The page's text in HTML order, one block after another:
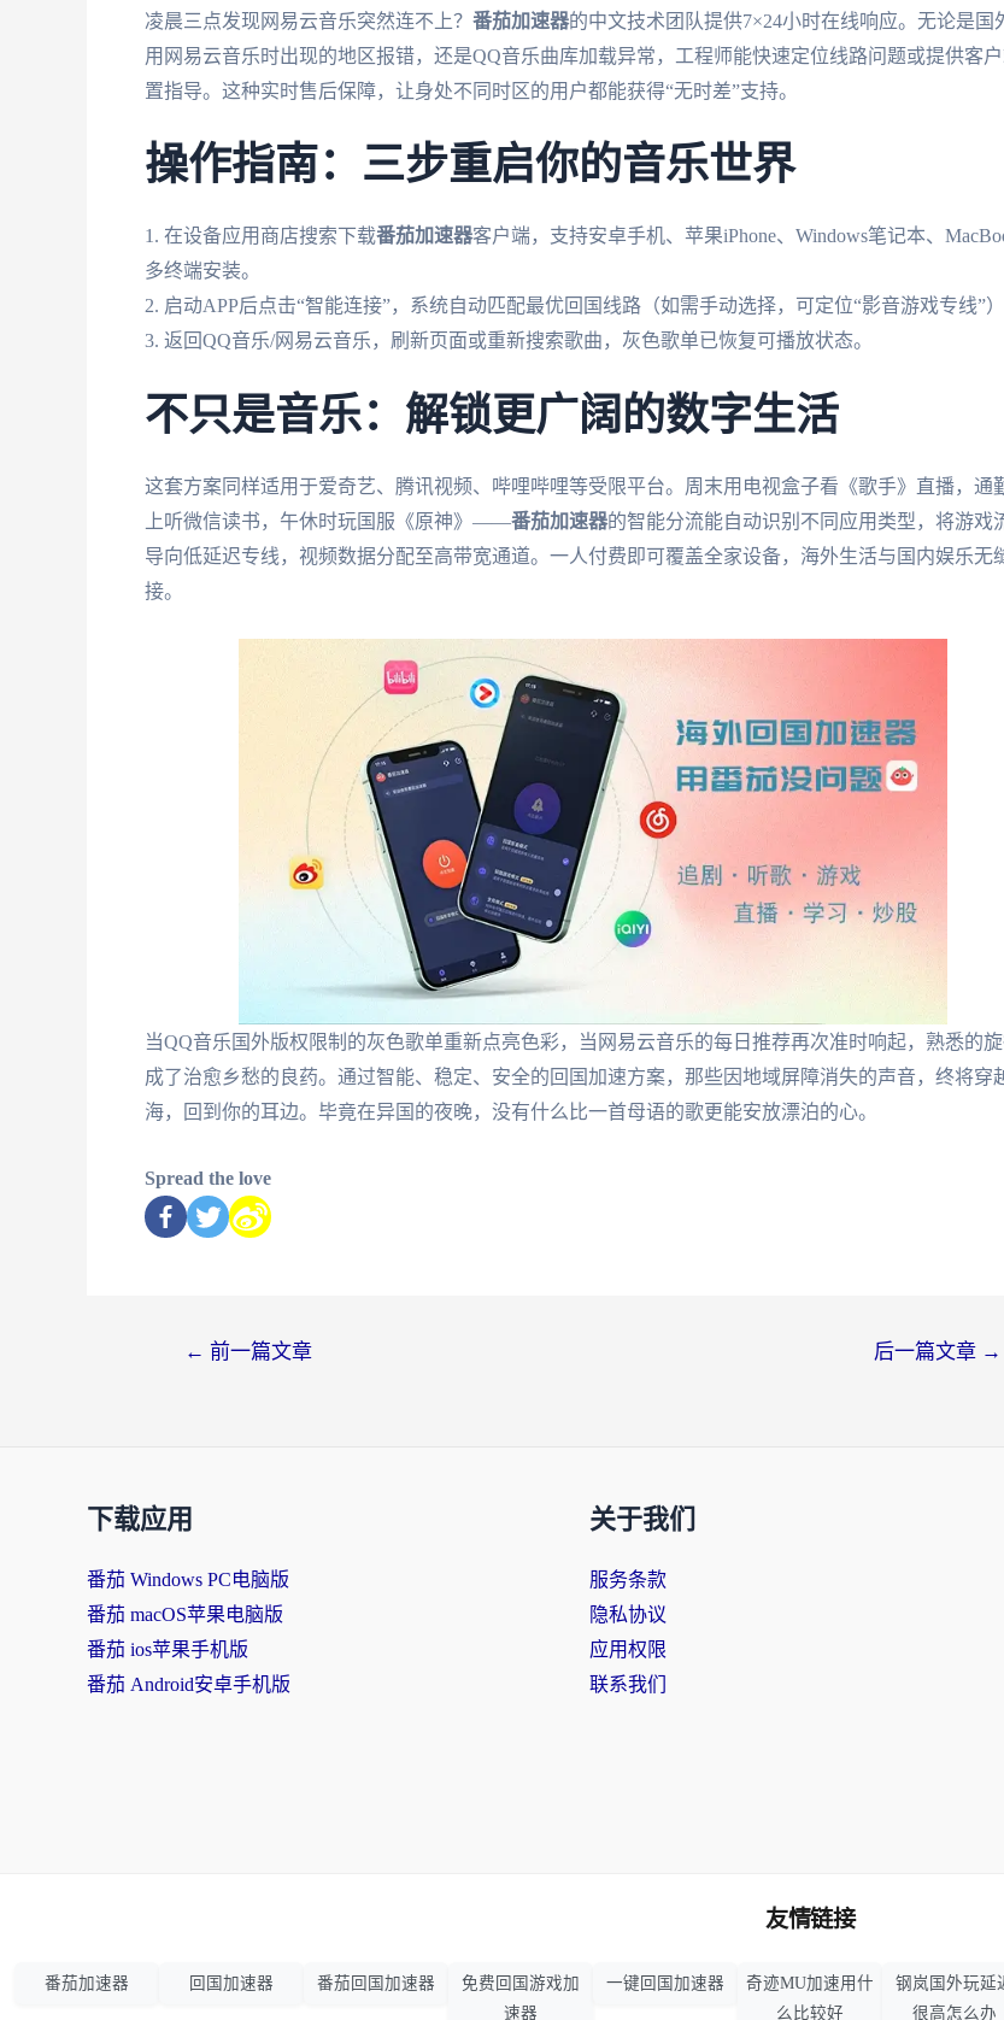
凌晨三点发现网易云音乐突然连不上？ 番茄加速器的中文技术团队提供7×24小时在线响应。无论是国
用网易云音乐时出现的地区报错，还是QQ音乐曲库加载异常，工程师能快速定位线路问题或提供客
置指导。这种实时售后保障，让身处不同时区的用户都能获得“无时差”支持。
操作指南：三步重启你的音乐世界
1. 在设备应用商店搜索下载番茄加速器客户端，支持安卓手机、苹果iPhone、Windows笔记本、
多终端安装。
2. 启动APP后点击“智能连接”，系统自动匹配最优回国线路（如需手动选择，可定位“影音游戏专线”）
3. 返回QQ音乐/网易云音乐，刷新页面或重新搜索歌曲，灰色歌单已恢复可播放状态。
不只是音乐：解锁更广阔的数字生活
这套方案同样适用于爱奇艺、腾讯视频、哔哩哔哩等受限平台。周末用电视盒子看《歌手》直播，通
上听微信读书，午休时玩国服《原神》——番茄加速器的智能分流能自动识别不同应用类型，将游戏
导向低延迟专线，视频数据分配至高带宽通道。一人付费即可覆盖全家设备，海外生活与国内娱乐无
接。
当QQ音乐国外版权限制的灰色歌单重新点亮色彩，当网易云音乐的每日推荐再次准时响起，熟悉的
成了治愈乡愁的良药。通过智能、稳定、安全的回国加速方案，那些因地域屏障消失的声音，终将穿
海，回到你的耳边。毕竟在异国的夜晚，没有什么比一首母语的歌更能安放漂泊的心。
Spread the love
← 前一篇文章 后一篇文章 →
下载应用
番茄 Windows PC电脑版
番茄 macOS苹果电脑版
番茄 ios苹果手机版
番茄 Android安卓手机版
关于我们
服务条款
隐私协议
应用权限
联系我们
友情链接
番茄加速器 回国加速器 番茄回国加速器
免费回国游戏加
速器
一键回国加速器
奇迹MU加速用什
么比较好
钢岚国外玩延
很高怎么办